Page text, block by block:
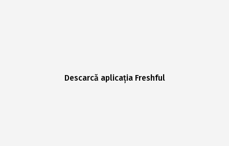
Descarcă aplicația Freshful